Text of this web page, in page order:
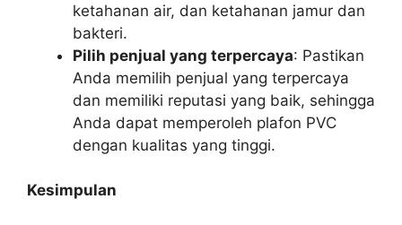
ketahanan air, dan ketahanan jamur dan
bakteri.
Pilih penjual yang terpercaya: Pastikan
Anda memilih penjual yang terpercaya
dan memiliki reputasi yang baik, sehingga
Anda dapat memperoleh plafon PVC
dengan kualitas yang tinggi.
Kesimpulan